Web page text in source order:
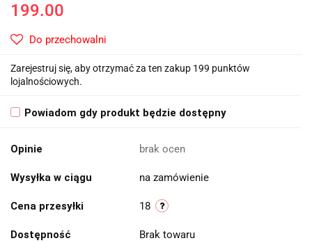
199.00
Do przechowalni
Zarejestruj się, aby otrzymać za ten zakup 199 punktów
lojalnościowych.
Powiadom gdy produkt będzie dostępny
Opinie brak ocen
Wysyłka w ciągu na zamówienie
Cena przesyłki 18
Dostępność Brak towaru